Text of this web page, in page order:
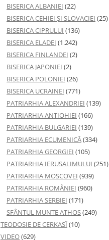
BISERICA ALBANIEI (22)
BISERICA CEHIEI ŞI SLOVACIEI (25)
BISERICA CIPRULUI (136)
BISERICA ELADEI (1.242)
BISERICA FINLANDEI (2)
BISERICA JAPONIEI (2)
BISERICA POLONIEI (26)
BISERICA UCRAINEI (771)
PATRIARHIA ALEXANDRIEI (139)
PATRIARHIA ANTIOHIEI (166)
PATRIARHIA BULGARIEI (139)
PATRIARHIA ECUMENICĂ(334)
PATRIARHIA GEORGIEI (105)
PATRIARHIA IERUSALIMULUI (251)
PATRIARHIA MOSCOVEI (939)
PATRIARHIA ROMÂNIEI (960)
PATRIARHIA SERBIEI (171)
SFÂNTUL MUNTE ATHOS(249)
TEODOSIE DE CERKASÎ(10)
VIDEO(629)